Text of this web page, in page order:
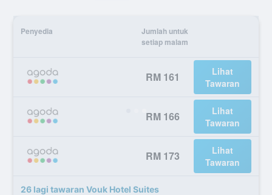
Penyedia
Jumlah untuk
setiap malam
RM 161
Lihat
Tawaran
RM 166
Lihat
Tawaran
RM 173
Lihat
Tawaran
26 lagi tawaran Vouk Hotel Suites